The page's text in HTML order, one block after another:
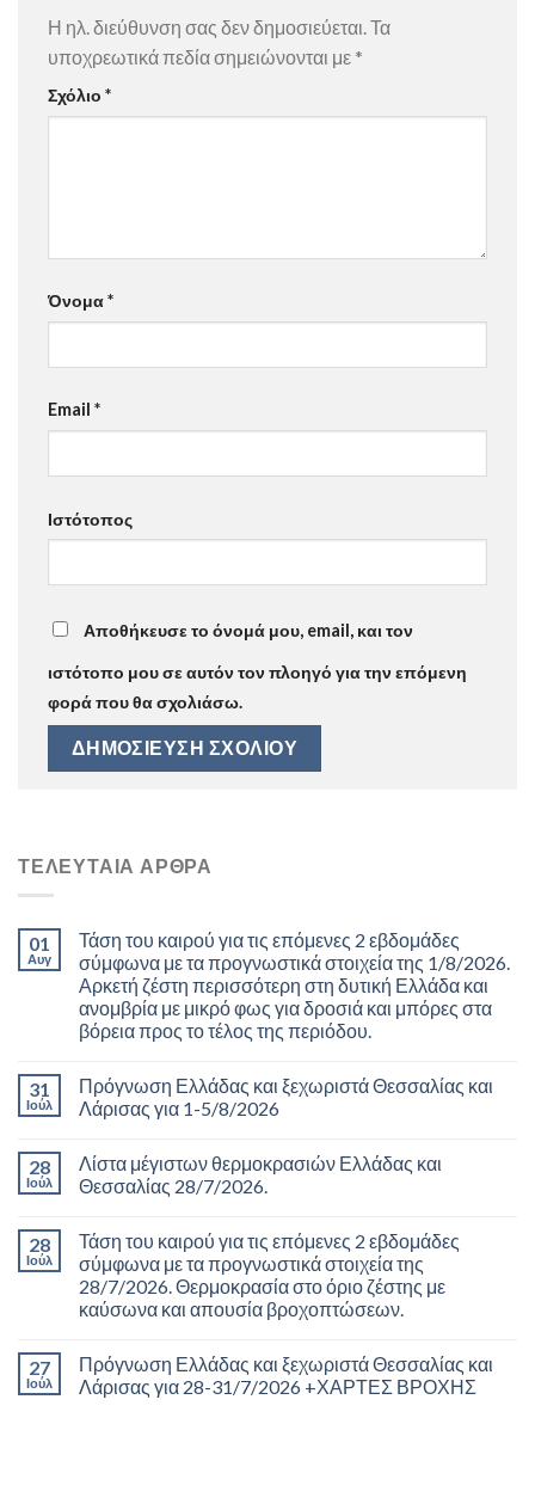
Η ηλ. διεύθυνση σας δεν δημοσιεύεται.Τα
υποχρεωτικά πεδία σημειώνονται με *
Σχόλιο *
Όνομα*
Email *
Ιστότοπος
Αποθήκευσε το όνομά μου, email, και τον
ιστότοπο μου σε αυτόν τον πλοηγό για την επόμενη
φορά που θα σχολιάσω.
ΤΕΛΕΥΤΑΊΑ ΆΡΘΡΑ
01
Αυγ
Τάση του καιρού για τις επόμενες 2 εβδομάδες
σύμφωνα με τα προγνωστικά στοιχεία της 1/8/2026.
Αρκετή ζέστη περισσότερη στη δυτική Ελλάδα και
ανομβρία με μικρό φως για δροσιά και μπόρες στα
βόρεια προς το τέλος της περιόδου.
31
Ιούλ
Πρόγνωση Ελλάδας και ξεχωριστά Θεσσαλίας και
Λάρισας για 1-5/8/2026
28
Ιούλ
Λίστα μέγιστων θερμοκρασιών Ελλάδας και
Θεσσαλίας 28/7/2026.
28
Ιούλ
Τάση του καιρού για τις επόμενες 2 εβδομάδες
σύμφωνα με τα προγνωστικά στοιχεία της
28/7/2026. Θερμοκρασία στο όριο ζέστης με
καύσωνα και απουσία βροχοπτώσεων.
27
Ιούλ
Πρόγνωση Ελλάδας και ξεχωριστά Θεσσαλίας και
Λάρισας για 28-31/7/2026 +ΧΑΡΤΕΣ ΒΡΟΧΗΣ